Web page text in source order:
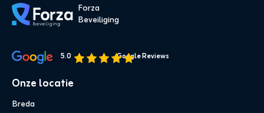
Forza
Beveiliging
5.0 Google Reviews
Onze locatie
Breda